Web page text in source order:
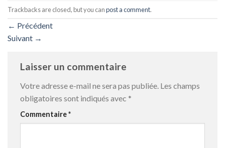
Trackbacks are closed, but you canpost a comment.
← Précédent
Suivant →
Laisser un commentaire
Votre adresse e-mail ne sera pas publiée. Les champs
obligatoires sont indiqués avec *
Commentaire*